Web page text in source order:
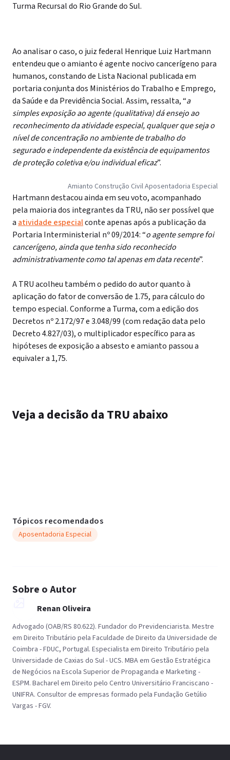
Turma Recursal do Rio Grande do Sul.
Ao analisar o caso, o juiz federal Henrique Luiz Hartmann
entendeu que o amianto é agente nocivo cancerígeno para
humanos, constando de Lista Nacional publicada em
portaria conjunta dos Ministérios do Trabalho e Emprego,
da Saúde e da Previdência Social. Assim, ressalta, “a
simples exposição ao agente (qualitativa) dá ensejo ao
reconhecimento da atividade especial, qualquer que seja o
nível de concentração no ambiente de trabalho do
segurado e independente da existência de equipamentos
de proteção coletiva e/ou individual eficaz”.
Amianto Construção Civil Aposentadoria Especial
Hartmann destacou ainda em seu voto, acompanhado
pela maioria dos integrantes da TRU, não ser possível que
a atividade especialconte apenas após a publicação da
Portaria Interministerial nº 09/2014: “o agente sempre foi
cancerígeno, ainda que tenha sido reconhecido
administrativamente como tal apenas em data recente”.
A TRU acolheu também o pedido do autor quanto à
aplicação do fator de conversão de 1.75, para cálculo do
tempo especial. Conforme a Turma, com a edição dos
Decretos nº 2.172/97 e 3.048/99 (com redação data pelo
Decreto 4.827/03), o multiplicador específico para as
hipóteses de exposição a absesto e amianto passou a
equivaler a 1,75.
Veja a decisão da TRU abaixo
Tópicos recomendados
Aposentadoria Especial
Sobre o Autor
Renan Oliveira
Advogado (OAB/RS 80.622). Fundador do Previdenciarista. Mestre
em Direito Tributário pela Faculdade de Direito da Universidade de
Coimbra - FDUC, Portugal. Especialista em Direito Tributário pela
Universidade de Caxias do Sul - UCS. MBA em Gestão Estratégica
de Negócios na Escola Superior de Propaganda e Marketing -
ESPM. Bacharel em Direito pelo Centro Universitário Franciscano -
UNIFRA. Consultor de empresas formado pela Fundação Getúlio
Vargas - FGV.